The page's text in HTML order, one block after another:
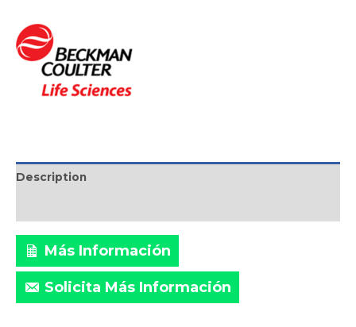
Description
Más Información
Solicita Más Información